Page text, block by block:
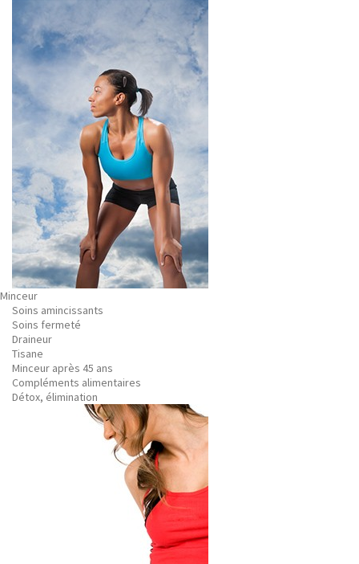
Minceur
Soins amincissants
Soins fermeté
Draineur
Tisane
Minceur après 45 ans
Compléments alimentaires
Détox, élimination